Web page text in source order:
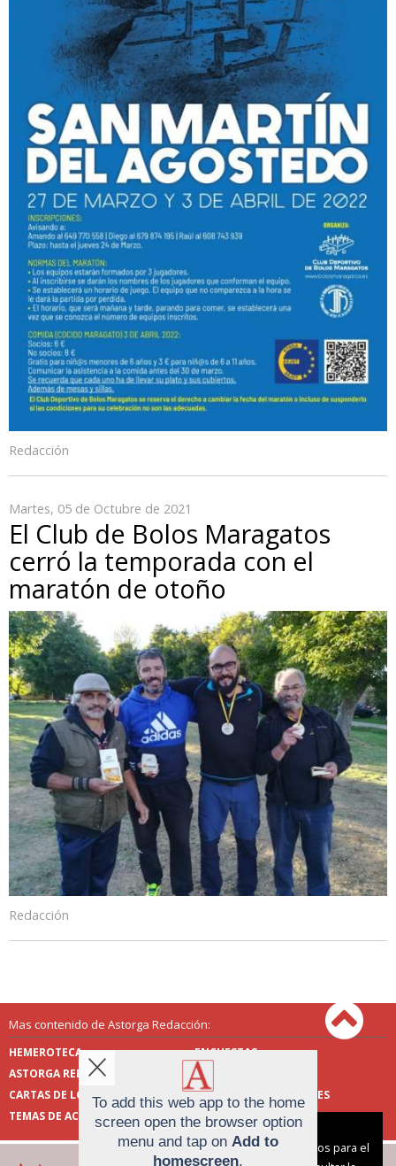
Redacción
Martes, 05 de Octubre de 2021
El Club de Bolos Maragatos
cerró la temporada con el
maratón de otoño
Redacción
Mas contenido de Astorga Redacción:
HEMEROTECA
ENCUESTAS
ASTORGA REDACCIÓN
PUBLICIDAD
CARTAS DE LOS LECTORES
FOTOS DE LOS LECTORES
TEMAS DE ACTUALIDAD
Aviso sobre el Uso de cookies:
Utilizamos cookies nuestras y de terceros para el
To add this web app to the home
screen open the browser option
menu and tap on Add to
homescreen.